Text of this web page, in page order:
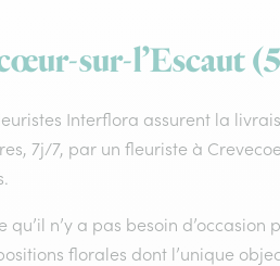
sur-l’Escaut
Interflora assurent la
7j/7, par un fleuriste à
qu’il n’y a pas besoin
florales dont l’unique